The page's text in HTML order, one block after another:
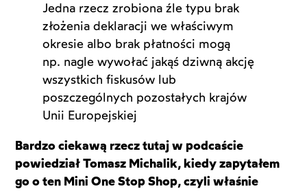
Jedna rzecz zrobiona źle typu brak
złożenia deklaracji we właściwym
okresie albo brak płatności mogą
np. nagle wywołać jakąś dziwną akcję
wszystkich fiskusów lub
poszczególnych pozostałych krajów
Unii Europejskiej
Bardzo ciekawą rzecz tutaj w podcaście
powiedział Tomasz Michalik, kiedy zapytałem
go o ten Mini One Stop Shop, czyli właśnie